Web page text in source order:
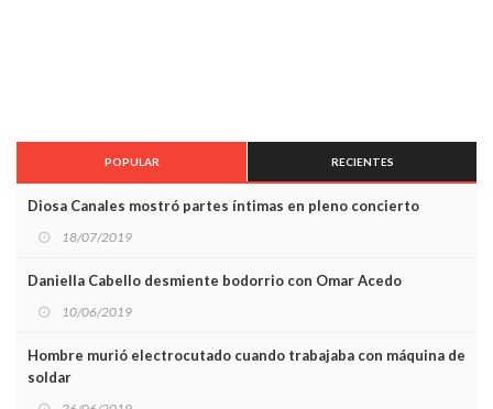
POPULAR RECIENTES
Diosa Canales mostró partes íntimas en pleno concierto
18/07/2019
Daniella Cabello desmiente bodorrio con Omar Acedo
10/06/2019
Hombre murió electrocutado cuando trabajaba con máquina de
soldar